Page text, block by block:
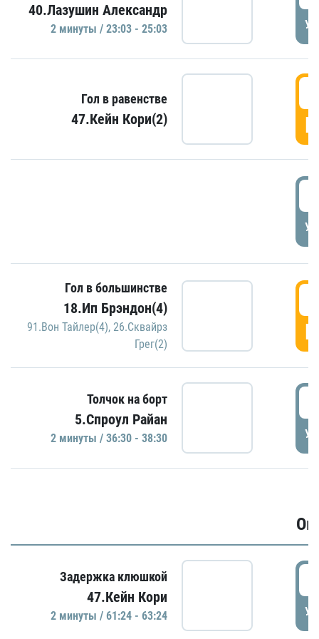
40.Лазушин Александр
2 минуты / 23:03 - 25:03
Гол в равенстве
47.Кейн Кори(2)
Гол в большинстве
18.Ип Брэндон(4)
91.Вон Тайлер(4), 26.Сквайрз
Грег(2)
Толчок на борт
5.Спроул Райан
2 минуты / 36:30 - 38:30
Задержка клюшкой
47.Кейн Кори
2 минуты / 61:24 - 63:24